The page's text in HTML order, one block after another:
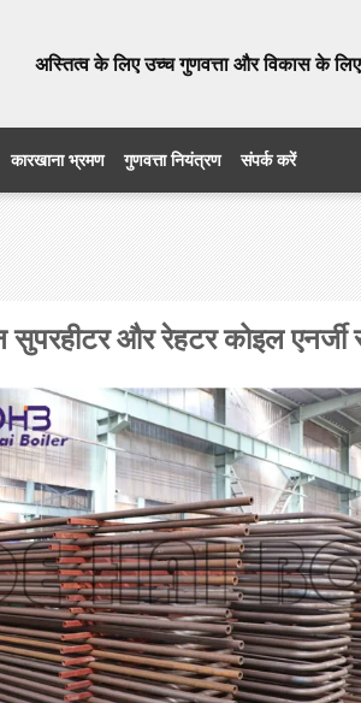
अस्तित्व के लिए उच्च गुणवत्ता और विकास के
कारखाना भ्रमण गुणवत्ता नियंत्रण संपर्क करें
सुपरहीटर और रेहटर कोइल